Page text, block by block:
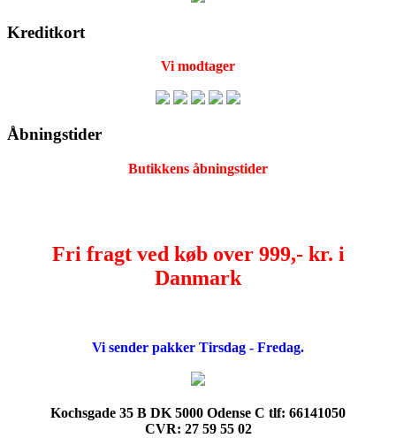
Kreditkort
Vi modtager
Åbningstider
Butikkens åbningstider
Fri fragt ved køb over 999,- kr. i
Danmark
Vi sender pakker Tirsdag - Fredag.
Kochsgade 35 B DK 5000 Odense C tlf: 66141050
CVR: 27 59 55 02